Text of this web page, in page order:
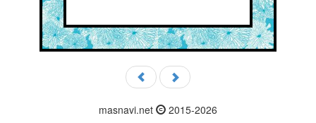
masnavi.net 2015-2026